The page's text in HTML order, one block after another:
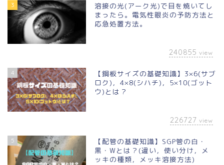
3
溶接の光(アーク光)で目を焼いてし
まったら。電気性眼炎の予防方法と
応急処置方法。
240855 view
4
【鋼板サイズの基礎知識】3×6(サブ
ロク)，4×8(シハチ)，5×10(ゴット
ウ)とは？
226727 view
5
【配管の基礎知識】SGP管の白・
黒・Wとは？(違い，使い分け，メ
ッキの種類，メッキ溶接方法)